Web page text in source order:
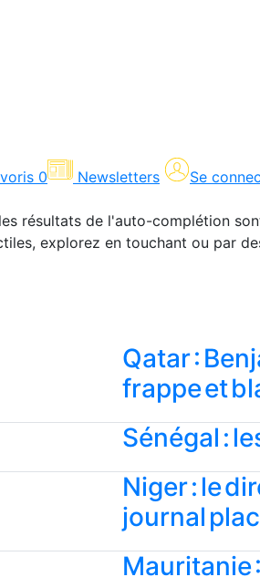
0 Newsletters Se
résultats de l'auto-complétion
explorez en touchant ou par
Qatar :
frappe et
Sénégal :
Niger : le
journal
Mauritanie